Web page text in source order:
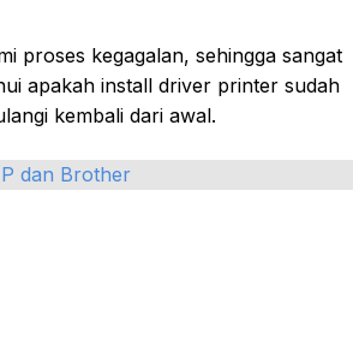
proses kegagalan, sehingga sangat
apakah install driver printer sudah
kembali dari awal.
dan Brother